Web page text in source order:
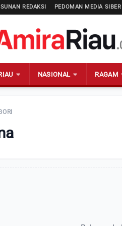
REDAKSI PEDOMAN MEDIA SIBER
NASIONAL RAGAM